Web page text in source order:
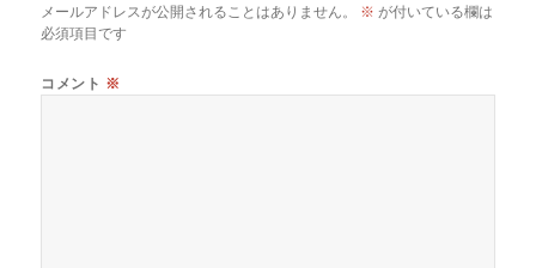
メールアドレスが公開されることはありません。 ※ が付いている欄は
必須項目です
コメント ※